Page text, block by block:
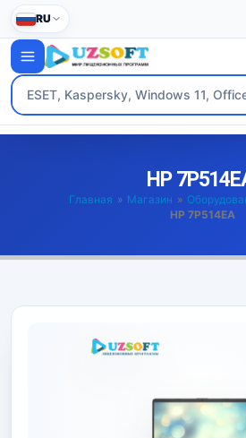
RU
HP
Главная » Магазин »
HP 7P514EA